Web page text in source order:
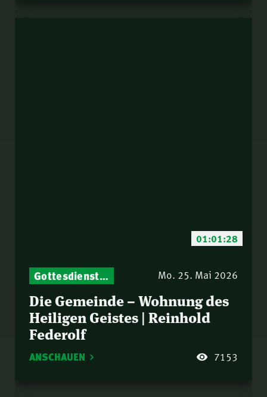
01:01:28
Gottesdienst-Botschaften – Jeden Sonntag neu: Aktuelle Predigten vom Mitternachtsruf Mo. 25. Mai 2026
Die Gemeinde – Wohnung des
Heiligen Geistes | Reinhold
Federolf
ANSCHAUEN 7153